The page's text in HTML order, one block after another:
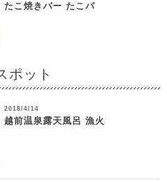
たこ焼きバー たこパ
ポット
2018/4/14
越前温泉露天風呂 漁火